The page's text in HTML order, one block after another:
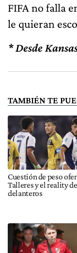
FIFA no falla
le quieran
* Desde
TAMBIÉN TE
Cuestión de peso
Talleres y el reality
delanteros